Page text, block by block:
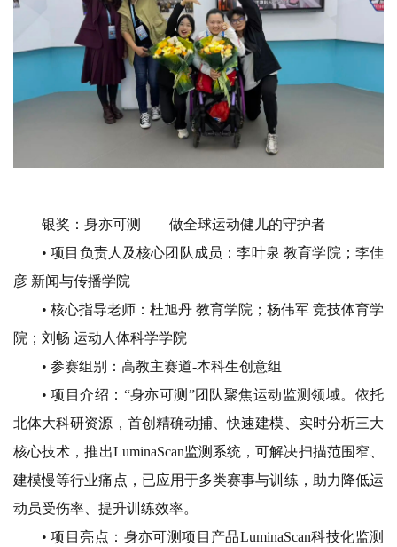
银奖：身亦可测——做全球运动健儿的守护者
• 项目负责人及核心团队成员：李叶泉 教育学院； 李佳
彦 新闻与传播学院
• 核心指导老师： 杜旭丹 教育学院； 杨伟军 竞技体育学
院； 刘畅 运动人体科学学院
• 参赛组别： 高教主赛道-本科生创意组
• 项目介绍： “身亦可测”团队聚焦运动监测领域。依托
北体大科研资源，首创精确动捕、快速建模、实时分析三大
核心技术，推出LuminaScan监测系统，可解决扫描范围窄、
建模慢等行业痛点，已应用于多类赛事与训练，助力降低运
动员受伤率、提升训练效率。
• 项目亮点： 身亦可测项目产品LuminaScan科技化监测